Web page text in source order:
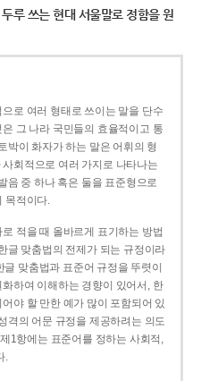
루 쓰는 현대 서울말로 정함을 원
로 여러 형태로 쓰이는 말을 단수
그 나라 국민들의 효율적이고 통
박이 화자가 하는 말은 어휘의 형
회적으로 여러 가지로 나타나는
음 중 하나 혹은 둘을 표준형으로
목적이다.
적을 때 올바르게 표기하는 방법
글 맞춤법의 전제가 되는 규정이라
맞춤법과 표준어 규정을 뚜렷이
하여 이해하는 경향이 있어서, 한
야 할 만한 예가 많이 포함되어 있
격의 어문 규정을 제공하려는 의도
1항에는 표준어를 정하는 사회적,
.